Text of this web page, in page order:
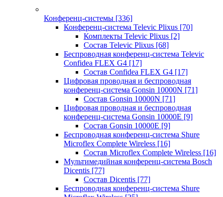
Конференц-системы [336]
Конференц-система Televic Plixus [70]
Комплекты Televic Plixus [2]
Состав Televic Plixus [68]
Беспроводная конференц-система Televic
Confidea FLEX G4 [17]
Состав Confidea FLEX G4 [17]
Цифровая проводная и беспроводная
конференц-система Gonsin 10000N [71]
Состав Gonsin 10000N [71]
Цифровая проводная и беспроводная
конференц-система Gonsin 10000E [9]
Состав Gonsin 10000E [9]
Беспроводная конференц-система Shure
Microflex Complete Wireless [16]
Состав Microflex Complete Wireless [16]
Мультимедийная конференц-система Bosch
Dicentis [77]
Состав Dicentis [77]
Беспроводная конференц-система Shure